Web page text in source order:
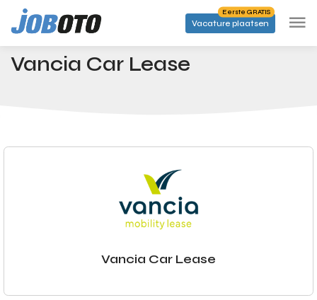
Skip to main content
Vacature plaatsen
Eerste GRATIS
Startpagina Bedrijven Vancia Car Lease
Vancia Car Lease
Vancia Car Lease